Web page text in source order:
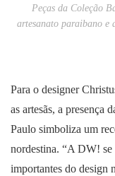
Peças da Coleção
artesanato paraibano e
Para o designer
as artesãs, a presença
Paulo simboliza um
nordestina. “A DW!
importantes do design